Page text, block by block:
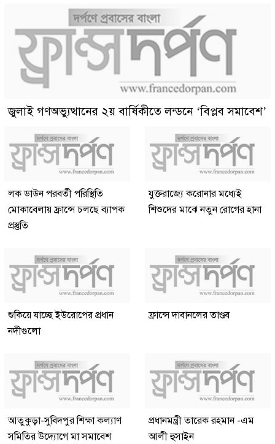
জুলাই গণঅভ্যুত্থানের ২য় বার্ষিকীতে লন্ডনে ‘বিপ্লব সমাবেশ’
লক ডাউন পরবর্তী পরিস্থিতি
মোকাবেলায় ফ্রান্সে চলছে ব্যাপক
প্রস্তুতি
যুক্তরাজ্যে করোনার মধ্যেই
শিশুদের মাঝে নতুন রোগের হানা
শুকিয়ে যাচ্ছে ইউরোপের প্রধান
নদীগুলো
ফ্রান্সে দাবানলের তাণ্ডব
আতুকুড়া-সুবিদপুর শিক্ষা কল্যাণ
সমিতির উদ্যোগে মা সমাবেশ
প্রধানমন্ত্রী তারেক রহমান -এম
আলী হুসাইন